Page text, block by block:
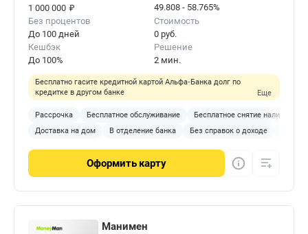
1 000 000 ₽
49.808 - 58.765%
Без процентов
До 100 дней
Стоимость
0 руб.
Кешбэк
До 100%
Решение
2 мин.
Бесплатно гасите кредитной картой Альфа‑Банка долг по
кредитке в другом банке
Еще
Рассрочка Бесплатное обслуживание
Бесплатное снятие наличных
Доставка на дом
В отделение банка Без справок о доходе
Оформить карту
Манимен